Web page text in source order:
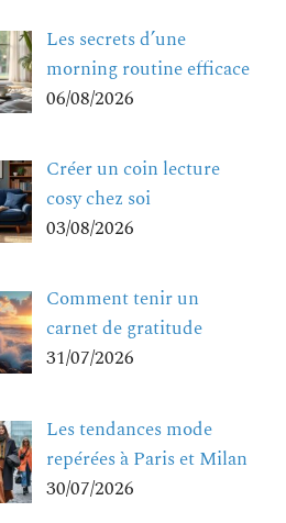
Les secrets d’une
morning routine efficace
06/08/2026
Créer un coin lecture
cosy chez soi
03/08/2026
Comment tenir un
carnet de gratitude
31/07/2026
Les tendances mode
repérées à Paris et Milan
30/07/2026